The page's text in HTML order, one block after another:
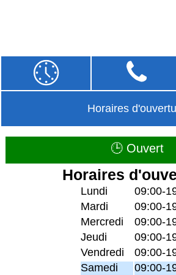
Horaires
🕒 Ouvert
Horaires
Lundi
09:00-
Mardi
09:00-
Mercredi
09:00-
Jeudi
09:00-
Vendredi
09:00-
Samedi
09:00-